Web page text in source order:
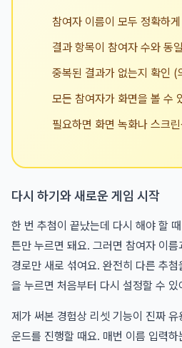
참여자 이름이 모두 정확하
결과 항목이 참여자 수와 동
중복된 결과가 없는지 확인 (
모든 참여자가 화면을 볼 수
필요하면 화면 녹화나 스크린
다시 하기와 새로운 게임 시작
한 번 추첨이 끝났는데 다시 해야 할
튼만 누르면 돼요. 그러면 참여자 이름
경로만 새로 섞여요. 완전히 다른 추
을 누르면 처음부터 다시 설정할 수 있
제가 써본 경험상 리셋 기능이 진짜
운드를 진행할 때요. 매번 이름 입력